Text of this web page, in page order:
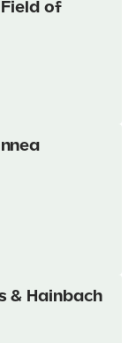
of
& Hainbach